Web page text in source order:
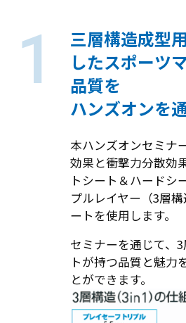
三層構造成型
したスポーツ
品質を
ハンズオンを
本ハンズオンセミナ
効果と衝撃力分散効
トシート＆ハードシ
プルレイヤー（3層
ートを使用します。
セミナーを通じて、
トが持つ品質と魅力
とができます。